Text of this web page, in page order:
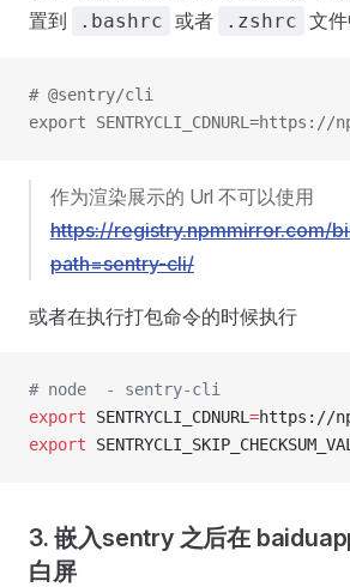
置到
.bashrc 或者 .zshrc 文
# @sentry/cli
export
作为渲染展示的 Url 不可以使用
https://registry.npmmirror.com/
path=sentry-cli/
或者在执行打包命令的时候执行
# node  - sentry-cli
export SENTRYCLI_CDNURL =https://
export
3. 嵌入sentry 之后在
白屏